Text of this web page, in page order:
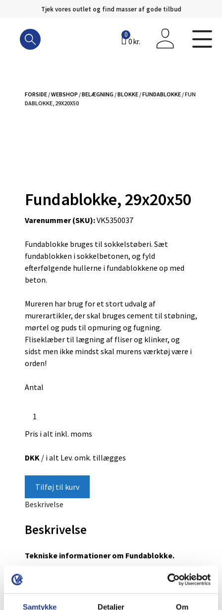
Samtykke Detaljer Om
Tjek vores outlet og find masser af gode tilbud
indhold
0kr.
0
FORSIDE /WEBSHOP /BELÆGNING /BLOKKE /FUNDABLOKKE / FUN
DABLOKKE, 29X20X50
Fundablokke, 29x20x50
Varenummer (SKU):VK5350037
Fundablokke bruges til sokkelstøberi. Sæt
fundablokken i sokkelbetonen, og fyld
efterfølgende hullerne i fundablokkene op med
beton.
Mureren har brug for et stort udvalg af
murerartikler, der skal bruges cement til støbning,
mørtel og puds til opmuring og fugning.
Fliseklæber til lægning af fliser og klinker, og
sidst men ikke mindst skal murens værktøj være i
orden!
Antal
Pris i alt inkl. moms
DKK / i alt Lev. omk. tillægges
Tilføj til kurv
Beskrivelse
Beskrivelse
Tekniske informationer om Fundablokke.
Stk./pl. 36
Fundablokke er altid i følgende længde 50 cm. og